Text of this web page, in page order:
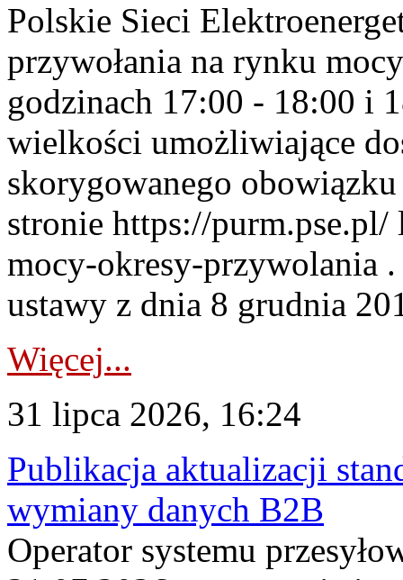
Polskie Sieci
przywołania na rynku
godzinach 17:00 - 18:00 i
wielkości umożliwiające
skorygowanego
stronie https://
mocy-okresy-przywolania
ustawy z dnia 8 grudnia
Więcej...
31 lipca 2026, 16:24
Publikacja aktualizacji
wymiany danych B2B
Operator systemu